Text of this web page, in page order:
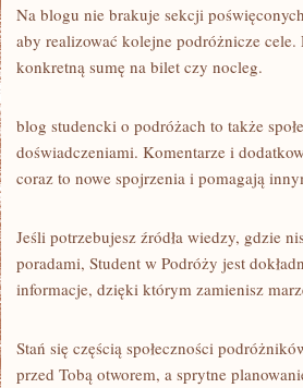
Na blogu nie brakuje sekcji
aby realizować kolejne podróżnicze
konkretną sumę na bilet czy nocleg.
blog studencki o podróżach to także
doświadczeniami. Komentarze i
coraz to nowe spojrzenia i pomagają
Jeśli potrzebujesz źródła wiedzy, gdzie
poradami, Student w Podróży jest
informacje, dzięki którym zamienisz
Stań się częścią społeczności
przed Tobą otworem, a sprytne